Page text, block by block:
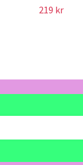
219 kr